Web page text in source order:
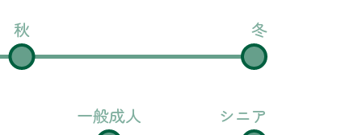
秋 冬
一般成人 シニア